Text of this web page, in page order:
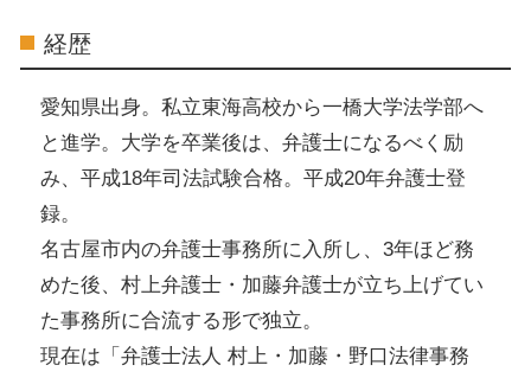
経歴
愛知県出身。私立東海高校から一橋大学法学部へ
と進学。大学を卒業後は、弁護士になるべく励
み、平成18年司法試験合格。平成20年弁護士登
録。
名古屋市内の弁護士事務所に入所し、3年ほど務
めた後、村上弁護士・加藤弁護士が立ち上げてい
た事務所に合流する形で独立。
現在は「弁護士法人 村上・加藤・野口法律事務